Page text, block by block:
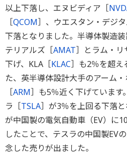
以上下落し、エヌビディア［
［QCOM］、ウエスタン・デジ
下落となりました。半導体製造
テリアルズ［AMAT］とラム・リ
下げ、KLA［KLAC］も2％を超え
た、英半導体設計大手のアーム
［ARM］も5％近く下げています
ラ［TSLA］が3％を上回る下落
が中国製の電気自動車（EV）に
したことで、テスラの中国製EV
念した売りが出ました。